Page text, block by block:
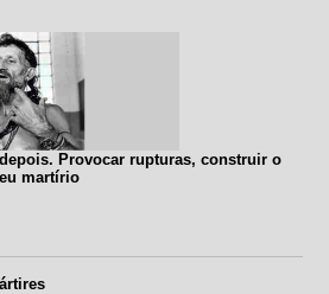
Provocar rupturas, construir o
martírio